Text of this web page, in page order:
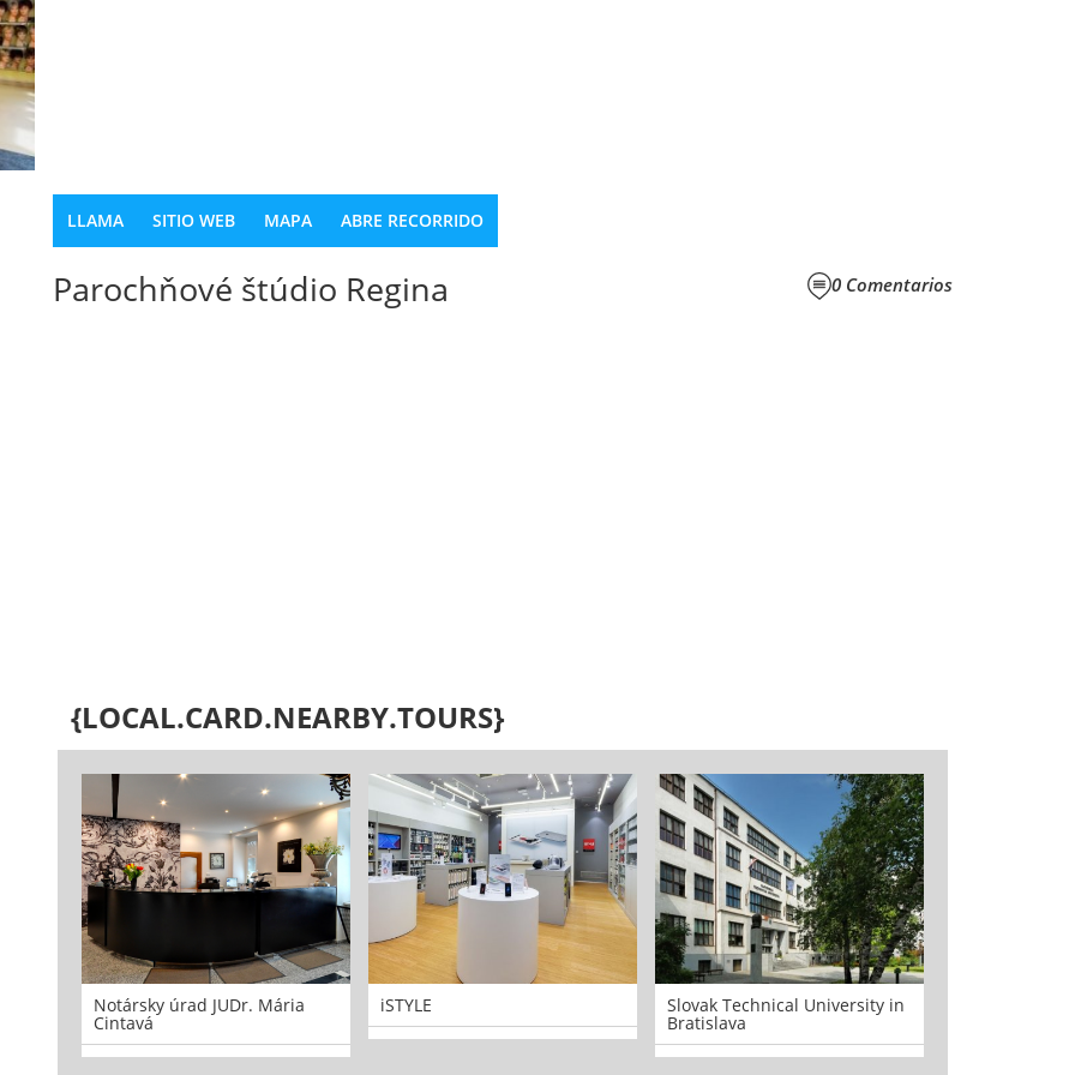
LLAMA SITIO WEB MAPA ABRE RECORRIDO
0 Comentarios
Parochňové štúdio Regina
{LOCAL.CARD.NEARBY.TOURS}
Notársky úrad JUDr. Mária
Cintavá
iSTYLE Slovak Technical University in
Bratislava